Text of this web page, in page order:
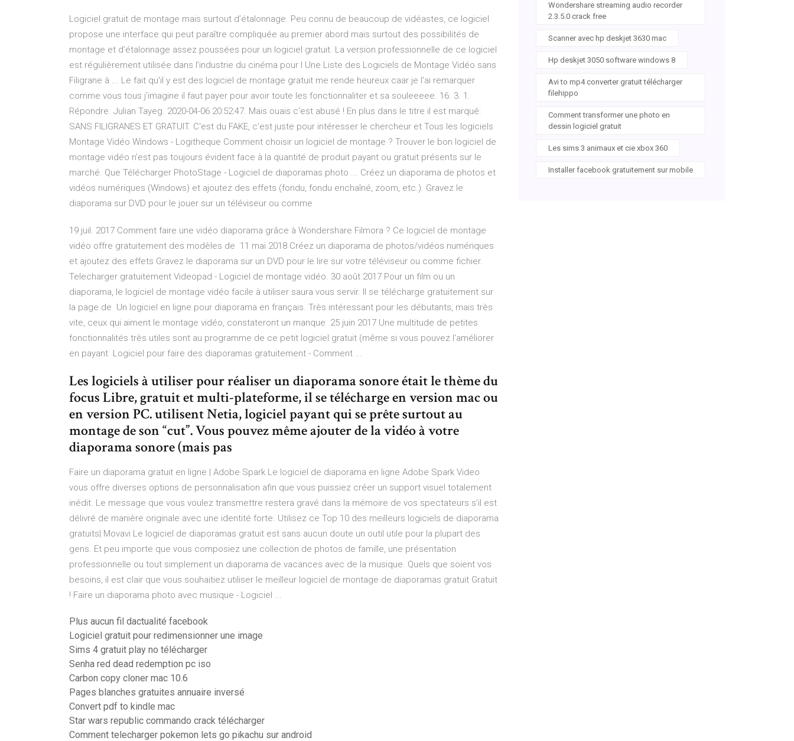
Logiciel gratuit de montage mais surtout d’étalonnage. Peu connu de beaucoup de vidéastes, ce logiciel
propose une interface qui peut paraître compliquée au premier abord mais surtout des possibilités de
montage et d’étalonnage assez poussées pour un logiciel gratuit. La version professionnelle de ce logiciel
est régulièrement utilisée dans l’industrie du cinéma pour l Une Liste des Logiciels de Montage Vidéo sans
Filigrane à ... Le fait qu'il y est des logiciel de montage gratuit me rende heureux caar je l'ai remarquer
comme vous tous j'imagine il faut payer pour avoir toute les fonctionnaliter et sa souleeeee. 16. 3. 1.
Répondre. Julian Tayeg. 2020-04-06 20:52:47. Mais ouais c'est abusé ! En plus dans le titre il est marqué:
SANS FILIGRANES ET GRATUIT. C'est du FAKE, c'est juste pour intéresser le chercheur et Tous les logiciels
Montage Vidéo Windows - Logitheque Comment choisir un logiciel de montage ? Trouver le bon logiciel de
montage vidéo n’est pas toujours évident face à la quantité de produit payant ou gratuit présents sur le
marché. Que Télécharger PhotoStage - Logiciel de diaporamas photo ... Créez un diaporama de photos et
vidéos numériques (Windows) et ajoutez des effets (fondu, fondu enchaîné, zoom, etc.). Gravez le
diaporama sur DVD pour le jouer sur un téléviseur ou comme
19 juil. 2017 Comment faire une vidéo diaporama grâce à Wondershare Filmora ? Ce logiciel de montage
vidéo offre gratuitement des modèles de 11 mai 2018 Créez un diaporama de photos/vidéos numériques
et ajoutez des effets Gravez le diaporama sur un DVD pour le lire sur votre téléviseur ou comme fichier.
Telecharger gratuitement Videopad - Logiciel de montage vidéo. 30 août 2017 Pour un film ou un
diaporama, le logiciel de montage vidéo facile à utiliser saura vous servir. Il se télécharge gratuitement sur
la page de Un logiciel en ligne pour diaporama en français. Très intéressant pour les débutants, mais très
vite, ceux qui aiment le montage vidéo, constateront un manque 25 juin 2017 Une multitude de petites
fonctionnalités très utiles sont au programme de ce petit logiciel gratuit (même si vous pouvez l'améliorer
en payant Logiciel pour faire des diaporamas gratuitement - Comment ...
Les logiciels à utiliser pour réaliser un diaporama sonore était le thème du
focus Libre, gratuit et multi-plateforme, il se télécharge en version mac ou
en version PC. utilisent Netia, logiciel payant qui se prête surtout au
montage de son “cut”. Vous pouvez même ajouter de la vidéo à votre
diaporama sonore (mais pas
Faire un diaporama gratuit en ligne | Adobe Spark Le logiciel de diaporama en ligne Adobe Spark Video
vous offre diverses options de personnalisation afin que vous puissiez créer un support visuel totalement
inédit. Le message que vous voulez transmettre restera gravé dans la mémoire de vos spectateurs s’il est
délivré de manière originale avec une identité forte. Utilisez ce Top 10 des meilleurs logiciels de diaporama
gratuits| Movavi Le logiciel de diaporamas gratuit est sans aucun doute un outil utile pour la plupart des
gens. Et peu importe que vous composiez une collection de photos de famille, une présentation
professionnelle ou tout simplement un diaporama de vacances avec de la musique. Quels que soient vos
besoins, il est clair que vous souhaitiez utiliser le meilleur logiciel de montage de diaporamas gratuit Gratuit
! Faire un diaporama photo avec musique - Logiciel ...
Plus aucun fil dactualité facebook
Logiciel gratuit pour redimensionner une image
Sims 4 gratuit play no télécharger
Senha red dead redemption pc iso
Carbon copy cloner mac 10.6
Pages blanches gratuites annuaire inversé
Convert pdf to kindle mac
Star wars republic commando crack télécharger
Comment telecharger pokemon lets go pikachu sur android
Wondershare streaming audio recorder
2.3.5.0 crack free
Scanner avec hp deskjet 3630 mac
Hp deskjet 3050 software windows 8
Avi to mp4 converter gratuit télécharger
filehippo
Comment transformer une photo en
dessin logiciel gratuit
Les sims 3 animaux et cie xbox 360
Installer facebook gratuitement sur mobile